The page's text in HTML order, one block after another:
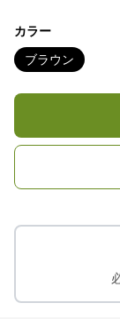
カラー
ブラウン